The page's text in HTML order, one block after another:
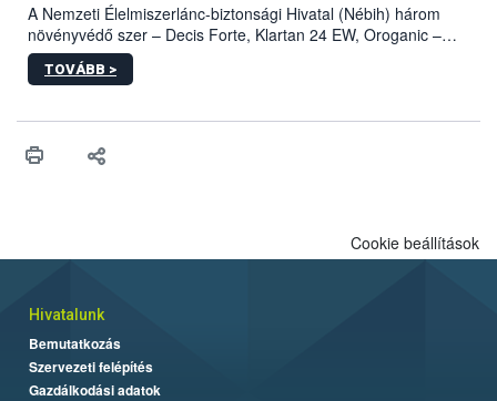
A Nemzeti Élelmiszerlánc-biztonsági Hivatal (Nébih) három
növényvédő szer – Decis Forte, Klartan 24 EW, Oroganic –
engedélyokiratát módosította, így azok a szüretet követően,
egészen a vesszőérettség (BBCH 91) stádiumáig
érésű szőlőkben is legyen lehetőség a károsító elleni további
felhasználók számára is elérhető és ökológiai termesztésben is
TOVÁBB >
Cookie beállítások
Hivatalunk
Bemutatkozás
Szervezeti felépítés
Gazdálkodási adatok